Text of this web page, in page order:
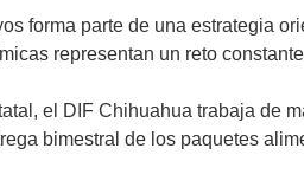
forma parte de una estrategia
representan un reto
el DIF Chihuahua trabaja de
bimestral de los paquetes